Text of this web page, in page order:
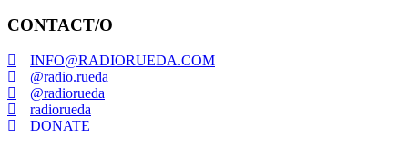
CONTACT/O
INFO@RADIORUEDA.COM
@radio.rueda
@radiorueda
radiorueda
DONATE